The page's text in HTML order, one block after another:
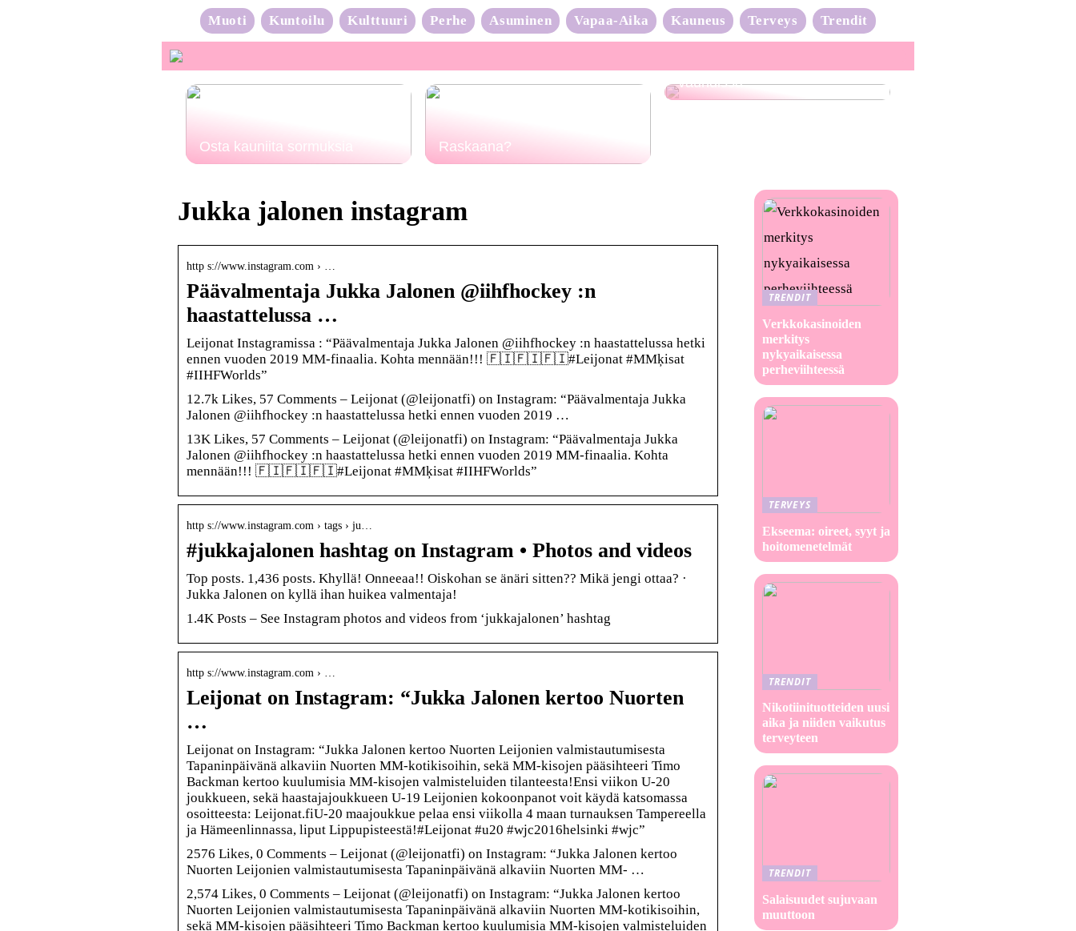
Muoti Kuntoilu Kulttuuri Perhe Asuminen Vapaa-Aika Kauneus Terveys Trendit
Osta kauniita sormuksia Raskaana?
Neulonta-aalto on täydessä
vauhdissa
Jukka jalonen instagram
http s://www.instagram.com › …
Päävalmentaja Jukka Jalonen @iihfhockey :n
haastattelussa …
Leijonat Instagramissa : “Päävalmentaja Jukka Jalonen @iihfhockey :n haastattelussa hetki
ennen vuoden 2019 MM-finaalia. Kohta mennään!!! 🇫🇮🇫🇮🇫🇮#Leijonat #MMķisat
#IIHFWorlds”
12.7k Likes, 57 Comments – Leijonat (@leijonatfi) on Instagram: “Päävalmentaja Jukka
Jalonen @iihfhockey :n haastattelussa hetki ennen vuoden 2019 …
13K Likes, 57 Comments – Leijonat (@leijonatfi) on Instagram: “Päävalmentaja Jukka
Jalonen @iihfhockey :n haastattelussa hetki ennen vuoden 2019 MM-finaalia. Kohta
mennään!!! 🇫🇮🇫🇮🇫🇮#Leijonat #MMķisat #IIHFWorlds”
http s://www.instagram.com › tags › ju…
#jukkajalonen hashtag on Instagram • Photos and videos
Top posts. 1,436 posts. Khyllä! Onneeaa!! Oiskohan se änäri sitten?? Mikä jengi ottaa? ·
Jukka Jalonen on kyllä ihan huikea valmentaja!
1.4K Posts – See Instagram photos and videos from ‘jukkajalonen’ hashtag
http s://www.instagram.com › …
Leijonat on Instagram: “Jukka Jalonen kertoo Nuorten
…
Leijonat on Instagram: “Jukka Jalonen kertoo Nuorten Leijonien valmistautumisesta
Tapaninpäivänä alkaviin Nuorten MM-kotikisoihin, sekä MM-kisojen pääsihteeri Timo
Backman kertoo kuulumisia MM-kisojen valmisteluiden tilanteesta!Ensi viikon U-20
joukkueen, sekä haastajajoukkueen U-19 Leijonien kokoonpanot voit käydä katsomassa
osoitteesta: Leijonat.fiU-20 maajoukkue pelaa ensi viikolla 4 maan turnauksen Tampereella
ja Hämeenlinnassa, liput Lippupisteestä!#Leijonat #u20 #wjc2016helsinki #wjc”
2576 Likes, 0 Comments – Leijonat (@leijonatfi) on Instagram: “Jukka Jalonen kertoo
Nuorten Leijonien valmistautumisesta Tapaninpäivänä alkaviin Nuorten MM- …
2,574 Likes, 0 Comments – Leijonat (@leijonatfi) on Instagram: “Jukka Jalonen kertoo
Nuorten Leijonien valmistautumisesta Tapaninpäivänä alkaviin Nuorten MM-kotikisoihin,
sekä MM-kisojen pääsihteeri Timo Backman kertoo kuulumisia MM-kisojen valmisteluiden
TRENDIT
Verkkokasinoiden
merkitys
nykyaikaisessa
perheviihteessä
TERVEYS
Ekseema: oireet, syyt ja
hoitomenetelmät
TRENDIT
Nikotiinituotteiden uusi
aika ja niiden vaikutus
terveyteen
TRENDIT
Salaisuudet sujuvaan
muuttoon